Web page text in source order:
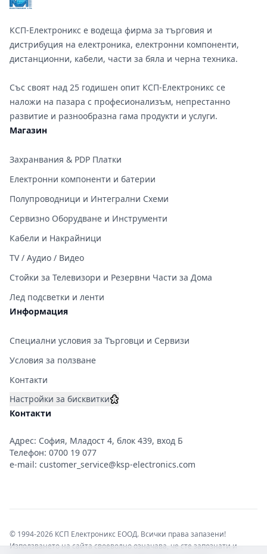
КСП-Електроникс е водеща фирма за търговия и
дистрибуция на електроника, електронни компоненти,
дистанционни, кабели, части за бяла и черна техника.
Със своят над 25 годишен опит КСП-Електроникс се
наложи на пазара с професионализъм, непрестанно
развитие и разнообразна гама продукти и услуги.
Магазин
Захранвания & PDP Платки
Електронни компоненти и батерии
Полупроводници и Интегрални Схеми
Сервизно Оборудване и Инструменти
Кабели и Накрайници
TV / Аудио / Видео
Стойки за Телевизори и Резервни Части за Дома
Лед подсветки и ленти
Информация
Специални условия за Търговци и Сервизи
Условия за ползване
Контакти
Настройки за бисквитки
Контакти
Адрес: София, Младост 4, блок 439, вход Б
Телефон: 0700 19 077
e-mail: customer_service@ksp-electronics.com
© 1994-2026 КСП Електроникс ЕООД. Всички права запазени!
Използването на сайта своеволно означава, че сте запознати и